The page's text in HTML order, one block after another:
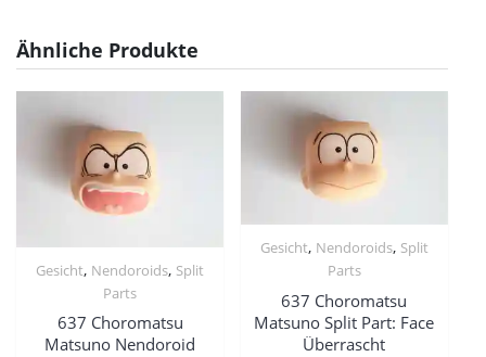
Ähnliche Produkte
Gesicht, Nendoroids, Split
Parts
637 Choromatsu
Matsuno Nendoroid
Gesicht, Nendoroids, Split
Parts
637 Choromatsu
Matsuno Split Part: Face
Überrascht